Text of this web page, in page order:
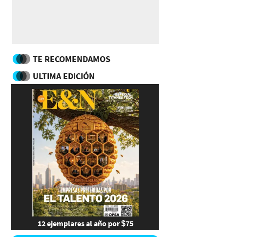
TE RECOMENDAMOS
ULTIMA EDICIÓN
12 ejemplares al año por $75